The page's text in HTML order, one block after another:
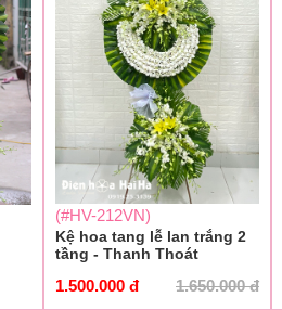
(#HV-212VN)
Kệ hoa tang lễ lan trắng 2
tầng - Thanh Thoát
1.650.000đ
1.500.000 đ